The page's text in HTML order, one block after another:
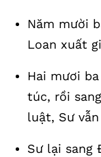
Năm mười
Loan xuất
Hai mươi
túc, rồi
luật, Sư
Sư lại sang